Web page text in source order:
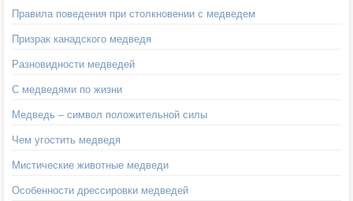
Правила поведения при столкновении с медведем
Призрак канадского медведя
Разновидности медведей
С медведями по жизни
Медведь – символ положительной силы
Чем угостить медведя
Мистические животные медведи
Особенности дрессировки медведей